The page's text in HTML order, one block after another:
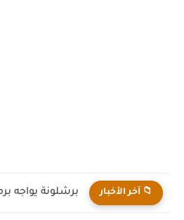
📁 آخر الأخبار